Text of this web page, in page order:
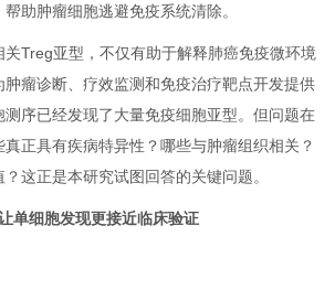
助肿瘤细胞逃避免疫系统清除。
关Treg亚型，不仅有助于解释肺癌免疫微环境
瘤诊断、疗效监测和免疫治疗靶点开发提供
测序已经发现了大量免疫细胞亚型。但问题在
正具有疾病特异性？哪些与肿瘤组织相关？
这正是本研究试图回答的关键问题。
单细胞发现更接近临床验证